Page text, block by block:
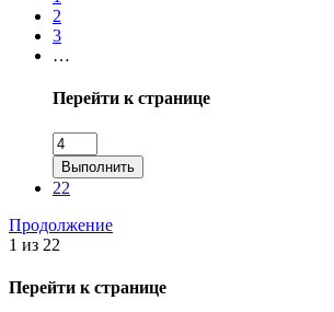
2
3
…
Перейти к странице
Выполнить
22
Продолжение
1 из 22
Перейти к странице